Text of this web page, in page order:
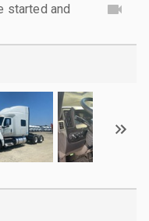
started and